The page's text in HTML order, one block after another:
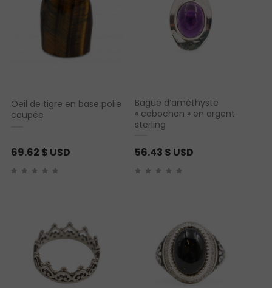
Oeil de tigre en base polie
coupée
69.62 $ USD
Bague d’améthyste
« cabochon » en argent
sterling
56.43 $ USD